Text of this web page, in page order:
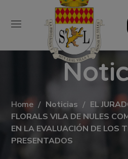
Home Noticias
EL
FLORALS VILA DE NULES
EN LA EVALUACIÓN DE LOS
PRESENTADOS